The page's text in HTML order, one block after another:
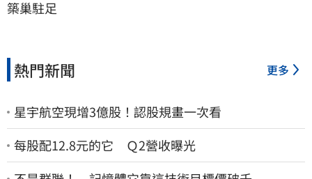
築巢駐足
熱門新聞 更多
星宇航空現增3億股！認股規畫一次看
每股配12.8元的它 Ｑ2營收曝光